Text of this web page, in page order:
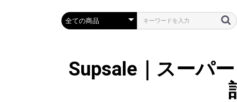
Supsale｜スーパ